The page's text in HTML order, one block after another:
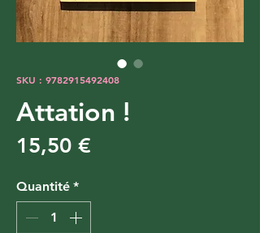
SKU : 9782915492408
Attation !
15,50 €
Quantité *